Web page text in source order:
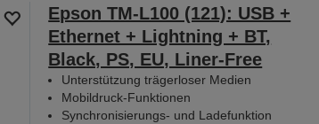
Epson TM-L100 (121): USB +
Ethernet + Lightning + BT,
Black, PS, EU, Liner-Free
Unterstützung trägerloser Medien
Mobildruck-Funktionen
Synchronisierungs- und Ladefunktion